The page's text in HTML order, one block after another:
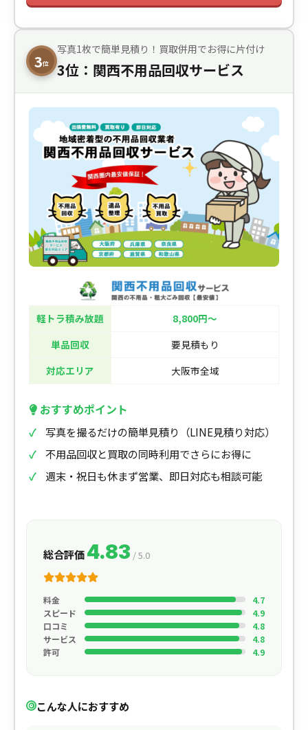
3位
写真1枚で簡単見積り！買取併用でお得に片付け
3位：関西不用品回収サービス
軽トラ積み放題
8,800円〜
単品回収
要見積もり
対応エリア
大阪市全域
おすすめポイント
写真を撮るだけの簡単見積り（LINE見積り対応）
不用品回収と買取の同時利用でさらにお得に
週末・祝日も休まず営業、即日対応も相談可能
総合評価4.83 / 5.0
料金
4.7
スピード
4.9
口コミ
4.8
サービス
4.8
許可
4.9
こんな人におすすめ